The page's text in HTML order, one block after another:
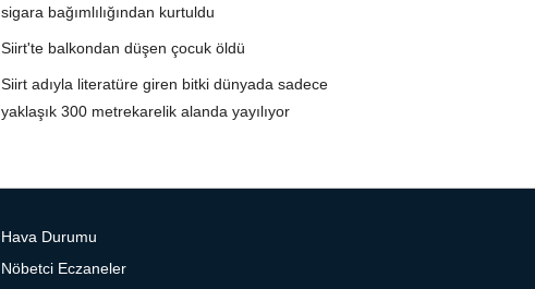
sigara bağımlılığından kurtuldu
Siirt'te balkondan düşen çocuk öldü
Siirt adıyla literatüre giren bitki dünyada sadece
yaklaşık 300 metrekarelik alanda yayılıyor
Hava Durumu
Nöbetci Eczaneler